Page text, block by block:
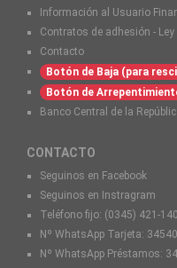
Información al Usuario
Contratos de adhesión -
Contacto
Botón de Baja (para
Botón de
Banco Central de la
CONTACTO
Seguinos en Facebook
Seguinos en Instragram
Teléfono fijo: (0345) 421-
Nº WhatsApp Tarjeta:
Nº WhatsApp Préstamos: